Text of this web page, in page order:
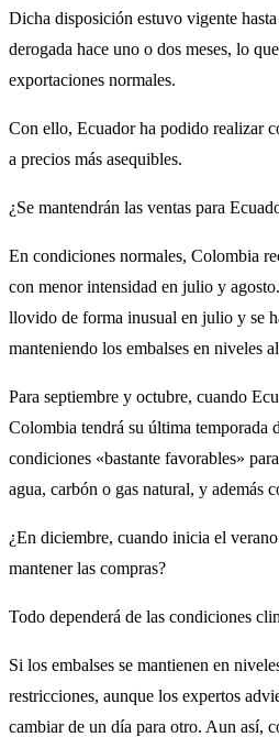
Dicha disposición estuvo vigente
derogada hace uno o dos meses, lo
exportaciones normales.
Con ello, Ecuador ha podido realizar
a precios más asequibles.
¿Se mantendrán las ventas para
En condiciones normales, Colombia
con menor intensidad en julio y
llovido de forma inusual en julio y se
manteniendo los embalses en niveles
Para septiembre y octubre, cuando
Colombia tendrá su última temporada
condiciones «bastante favorables»
agua, carbón o gas natural, y además
¿En diciembre, cuando inicia el
mantener las compras?
Todo dependerá de las condiciones
Si los embalses se mantienen en
restricciones, aunque los expertos
cambiar de un día para otro. Aun así,